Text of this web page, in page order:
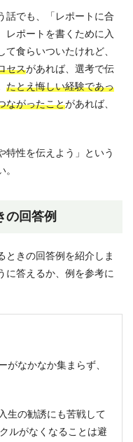
話でも、「レポートに合
レポートを書くために入
食らいついたけれど、
セスがあれば、選考で伝
たとえ悔しい経験であっ
ながったことがあれば、
特性を伝えよう」という
の回答例
ときの回答例を紹介しま
に答えるか、例を参考に
がなかなか集まらず、
生の勧誘にも苦戦して
ルがなくなることは避